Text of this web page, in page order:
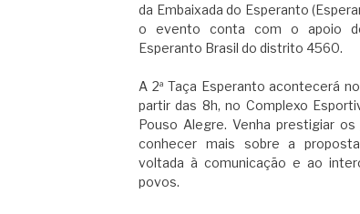
da Embaixada do Esperanto
o evento conta com o apoio
Esperanto Brasil do distrito 4560.
A 2ª Taça Esperanto acontecerá
partir das 8h, no Complexo
Pouso Alegre. Venha prestigiar
conhecer mais sobre a
voltada à comunicação e ao
povos.